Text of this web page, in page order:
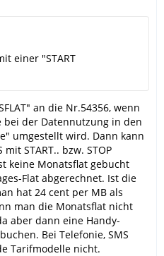
einer "START
an die Nr.54356, wenn
der Datennutzung in den
umgestellt wird. Dann kann
START.. bzw. STOP
keine Monatsflat gebucht
Flat abgerechnet. Ist die
hat 24 cent per MB als
man die Monatsflat nicht
aber dann eine Handy-
Bei Telefonie, SMS
Tarifmodelle nicht.